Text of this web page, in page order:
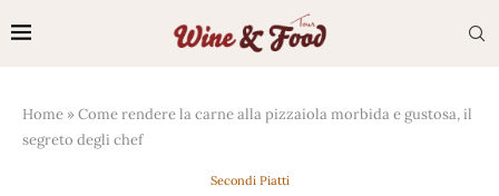
Home »Come rendere la carne alla pizzaiola morbida e gustosa, il
segreto degli chef
Secondi Piatti